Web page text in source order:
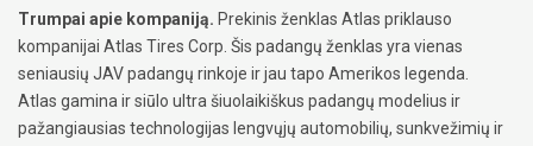
Trumpai apie kompaniją. Prekinis ženklas Atlas priklauso
kompanijai Atlas Tires Corp. Šis padangų ženklas yra vienas
seniausių JAV padangų rinkoje ir jau tapo Amerikos legenda.
Atlas gamina ir siūlo ultra šiuolaikiškus padangų modelius ir
pažangiausias technologijas lengvųjų automobilių, sunkvežimių ir